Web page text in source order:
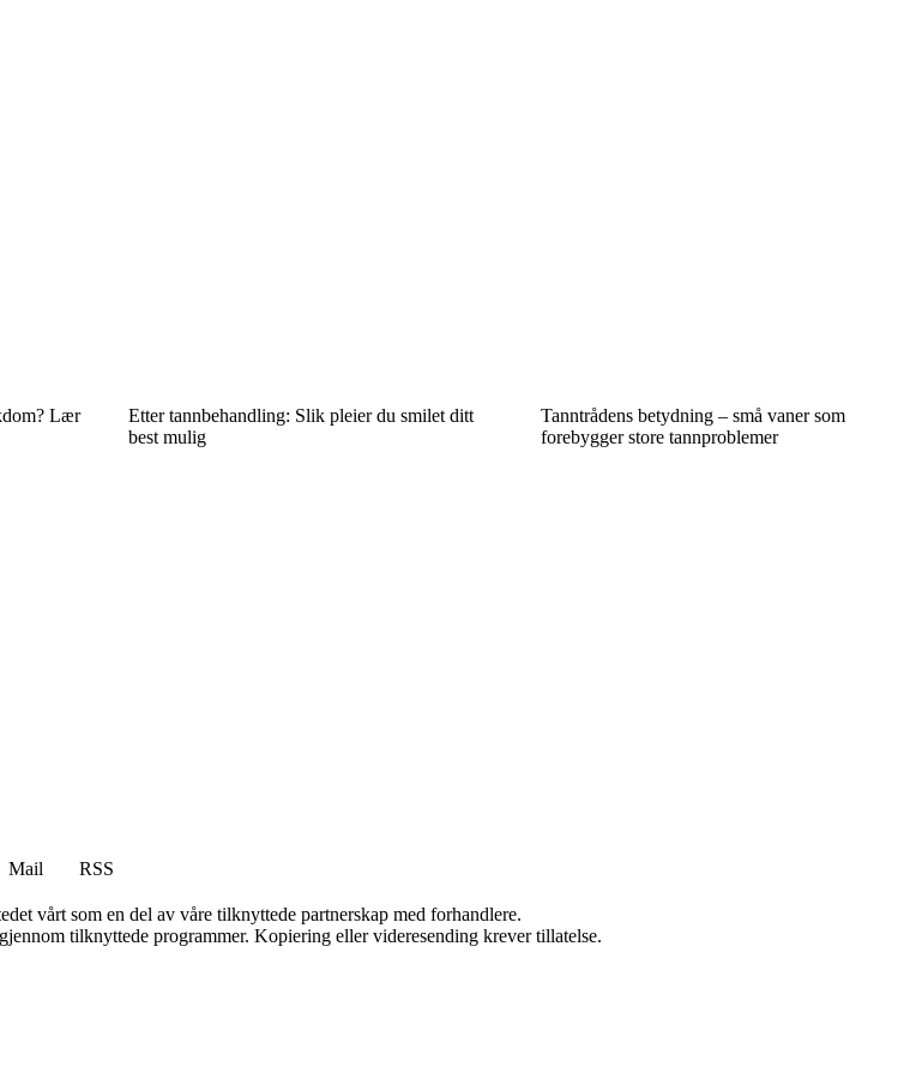
Lær
Etter tannbehandling: Slik pleier du smilet ditt
best mulig
Tanntrådens betydning – små vaner som
forebygger store tannproblemer
Mail
RSS
vårt som en del av våre tilknyttede partnerskap med forhandlere.
tilknyttede programmer. Kopiering eller videresending krever tillatelse.